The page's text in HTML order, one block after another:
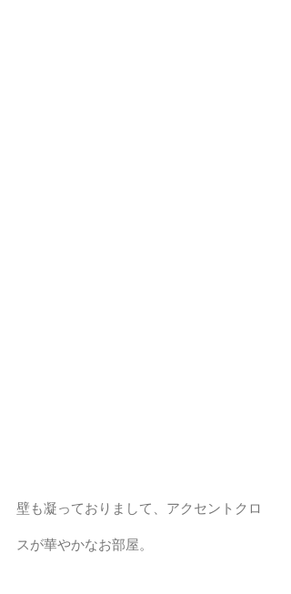
壁も凝っておりまして、アクセントクロ
スが華やかなお部屋。